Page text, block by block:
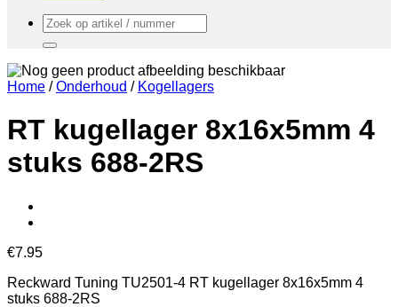
Zoeken
naar:
Home / Onderhoud / Kogellagers
RT kugellager 8x16x5mm 4
stuks 688-2RS
€7.95
Reckward Tuning TU2501-4 RT kugellager 8x16x5mm 4
stuks 688-2RS